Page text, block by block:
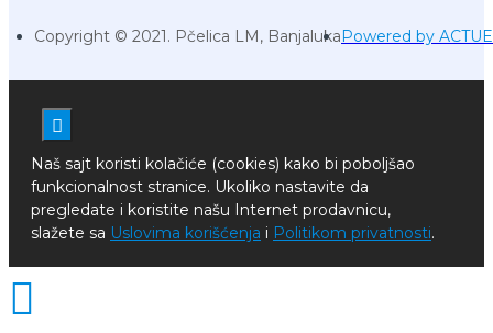
Copyright © 2021. Pčelica LM, BanjalukaPowered by
Naš sajt koristi kolačiće (cookies) kako bi poboljšao
funkcionalnost stranice. Ukoliko nastavite da
pregledate i koristite našu Internet prodavnicu,
slažete sa Uslovima korišćenja i Politikom privatnosti.